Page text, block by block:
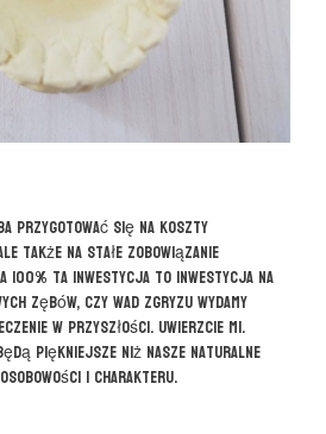
przygotować się na koszty
także na stałe zobowiązanie
100% ta inwestycja to inwestycja na
zębów, czy wad zgryzu wydamy
w przyszłości. Uwierzcie mi.
piękniejsze niż nasze naturalne
i charakteru.